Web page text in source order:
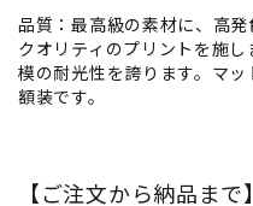
品質：最高級の素材に、高
クオリティのプリントを施
模の耐光性を誇ります。マ
額装です。
【ご注文から納品まで】